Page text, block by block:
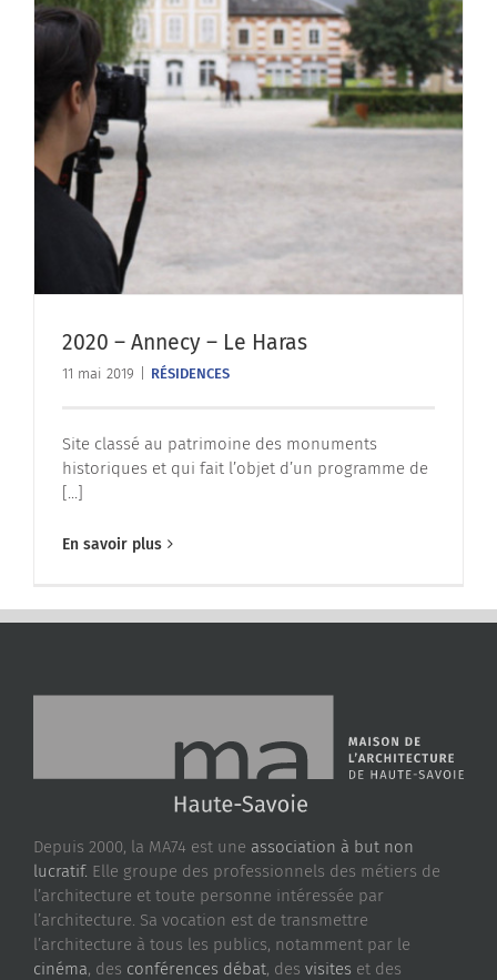
2020 – Annecy – Le Haras
11 mai 2019 RÉSIDENCES
Site classé au patrimoine des monuments
historiques et qui fait l’objet d’un programme de
[...]
En savoir plus
Depuis 2000, la MA74 est une association à but non
lucratif. Elle groupe des professionnels des métiers de
l’architecture et toute personne intéressée par
l’architecture. Sa vocation est de transmettre
l’architecture à tous les publics, notamment par le
cinéma, des conférences débat, des visites et des